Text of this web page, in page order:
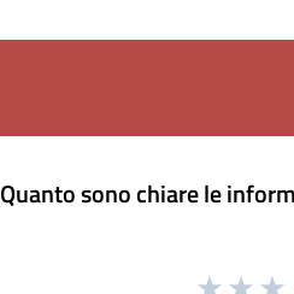
Quanto sono chiare le